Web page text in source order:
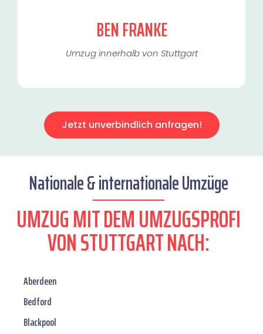
BEN FRANKE
Umzug innerhalb von Stuttgart​
Jetzt unverbindlich anfragen!
Nationale & internationale Umzüge
UMZUG MIT DEM UMZUGSPROFI
VON STUTTGART NACH:
Aberdeen
Bedford
Blackpool